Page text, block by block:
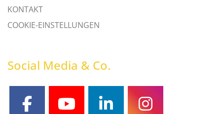
KONTAKT
COOKIE-EINSTELLUNGEN
Social Media & Co.